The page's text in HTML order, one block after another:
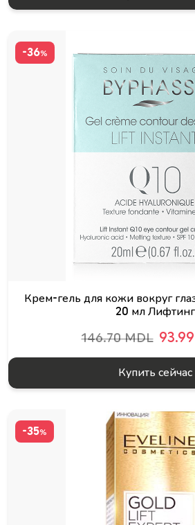
-36%
Крем-гель для кожи вокруг
20 мл Лифтинг
146.70 MDL
Купить сейчас
-35%